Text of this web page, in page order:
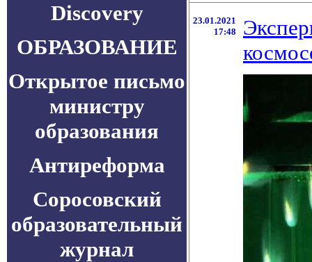
Discovery
ОБРАЗОВАНИЕ
Открытое письмо
министру
образования
Антиреформа
Соросовский
образовательный
журнал
23.01.2021
17:48